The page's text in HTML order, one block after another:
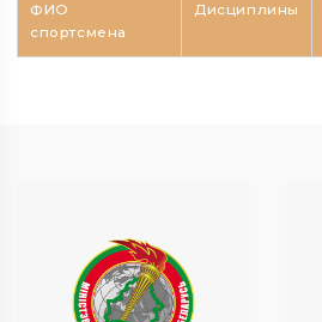
ФИО
спортсмена
Дисциплины